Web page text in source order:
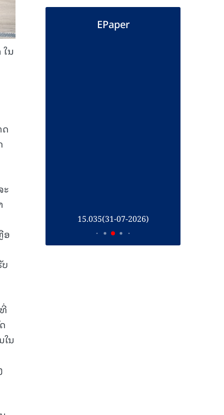
ນ
ະ
ອ
ນ
EPaper
15.035(31-07-2026)